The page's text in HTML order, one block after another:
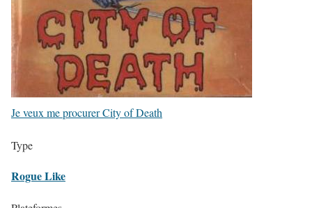
Je veux me procurer City of Death
Type
Rogue Like